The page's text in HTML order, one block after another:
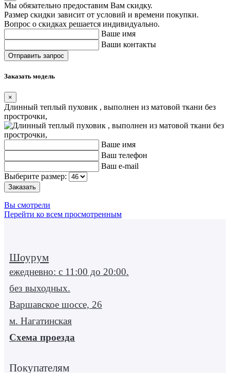
Мы обязательно предоставим Вам скидку.
Размер скидки зависит от условий и времени покупки.
Вопрос о скидках решается индивидуально.
Ваше имя
Ваши контакты
Заказать модель
×
Длинный теплый пуховик , выполнен из матовой ткани без
прострочки,
Ваше имя
Ваш телефон
Ваш e-mail
Выберите размер:
Вы смотрели
Перейти ко всем просмотренным
Шоурум
ежедневно: с 11:00 до 20:00.
без выходных.
Варшавское шоссе, 26
м. Нагатинская
Схема проезда
Покупателям